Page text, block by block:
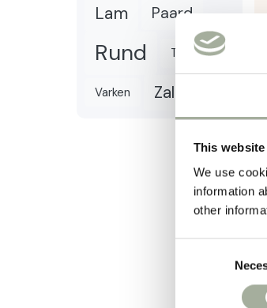
This
We use
information
other
Lam Paard
Rund Tonijn
Varken Zalm